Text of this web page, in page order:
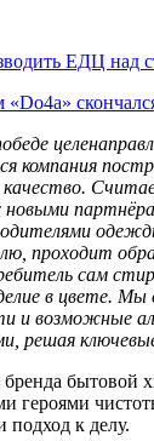
ЕДЦ над
новыми
проходит
сам
в цвете. Мы
и возможные
решая
бренда бытовой
героями
подход к делу.